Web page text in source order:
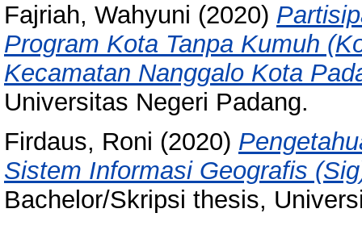
Fajriah, Wahyuni (2020)
Program Kota Tanpa Kumuh
Kecamatan Nanggalo Kota
Universitas Negeri Padang.
Firdaus, Roni (2020)
Sistem Informasi Geografis
Bachelor/Skripsi thesis,